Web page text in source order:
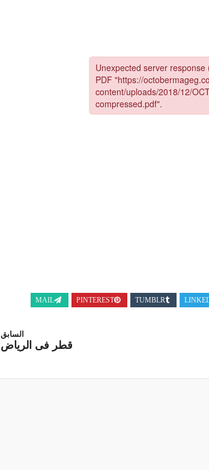
TUMBLR
PINTEREST
MAIL
السابق
قطر فى الرياض
كيف تحمي مصر ثرواتها في الجنوب؟
معركة لا تُرى.. وحراس لا ينامون